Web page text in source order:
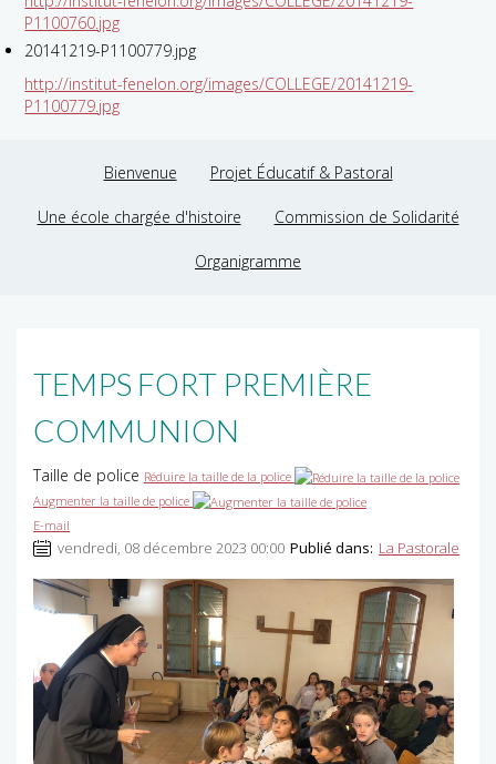
P1100760.jpg
20141219-P1100779.jpg
http://institut-fenelon.org/images/COLLEGE/20141219-
P1100779.jpg
Bienvenue Projet Éducatif & Pastoral
Une école chargée d'histoire Commission de Solidarité
Organigramme
TEMPS FORT PREMIÈRE
COMMUNION
Taille de police Réduire la taille de la police
Augmenter la taille de police
E-mail
vendredi, 08 décembre 2023 00:00 Publié dans: La Pastorale